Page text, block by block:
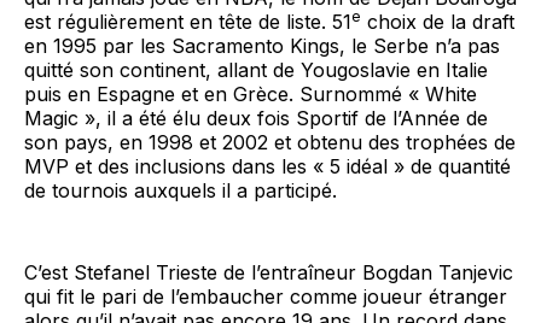
est régulièrement en tête de liste. 51e choix de la draft
en 1995 par les Sacramento Kings, le Serbe n’a pas
quitté son continent, allant de Yougoslavie en Italie
puis en Espagne et en Grèce. Surnommé « White
Magic », il a été élu deux fois Sportif de l’Année de
son pays, en 1998 et 2002 et obtenu des trophées de
MVP et des inclusions dans les « 5 idéal » de quantité
de tournois auxquels il a participé.
C’est Stefanel Trieste de l’entraîneur Bogdan Tanjevic
qui fit le pari de l’embaucher comme joueur étranger